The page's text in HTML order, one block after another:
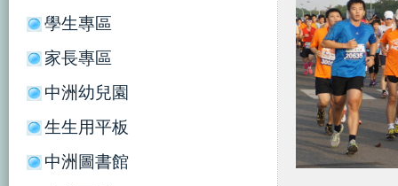
學生專區
家長專區
中洲幼兒園
生生用平板
中洲圖書館